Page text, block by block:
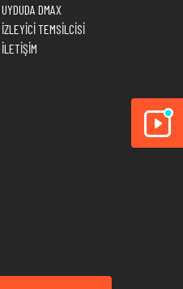
UYDUDA DMAX
İZLEYİCİ TEMSİLCİSİ
İLETİŞİM